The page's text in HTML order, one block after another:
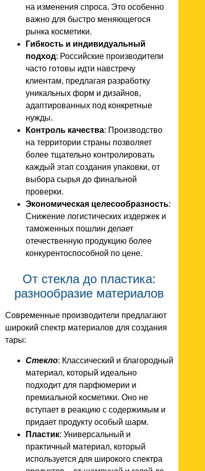
на изменения спроса. Это особенно
важно для быстро меняющегося
рынка косметики.
Гибкость и индивидуальный
подход: Российские производители
часто готовы идти навстречу
клиентам, предлагая разработку
уникальных форм и дизайнов,
адаптированных под конкретные
нужды.
Контроль качества: Производство
на территории страны позволяет
более тщательно контролировать
каждый этап создания упаковки, от
выбора сырья до финальной
проверки.
Экономическая целесообразность:
Снижение логистических издержек и
таможенных пошлин делает
отечественную продукцию более
конкурентоспособной по цене.
От стекла до пластика:
разнообразие материалов
Современные производители предлагают
широкий спектр материалов для создания
тары:
Стекло: Классический и благородный
материал, который идеально
подходит для парфюмерии и
премиальной косметики. Оно не
вступает в реакцию с содержимым и
придает продукту особый шарм.
Пластик: Универсальный и
практичный материал, который
используется для широкого спектра